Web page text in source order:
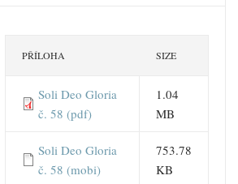
PŘÍLOHA SIZE
Soli Deo Gloria
č. 58 (pdf)
1.04
MB
Soli Deo Gloria
č. 58 (mobi)
753.78
KB